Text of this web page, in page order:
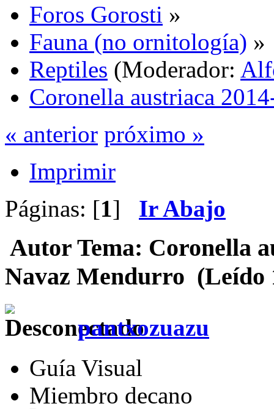
Foros Gorosti »
Fauna (no ornitología) »
Reptiles (Moderador:
Coronella austriaca
« anterior próximo »
Imprimir
Páginas: [1] Ir Abajo
Autor Tema: Coronella
Navaz Mendurro (Leído
pantxozuazu
Guía Visual
Miembro decano